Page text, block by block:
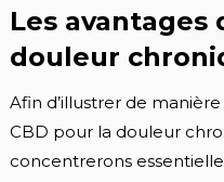
Les avantages
douleur
Afin d’illustrer de
CBD pour la douleur
concentrerons